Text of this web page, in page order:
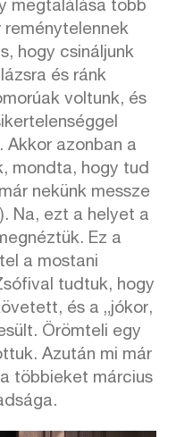
megtalálása több
reménytelennek
hogy csináljunk
és ránk
voltunk, és
Akkor azonban a
mondta, hogy tud
nekünk messze
Na, ezt a helyet a
Ez a
a mostani
tudtuk, hogy
és a „jókor,
Örömteli egy
Azután mi már
többieket március